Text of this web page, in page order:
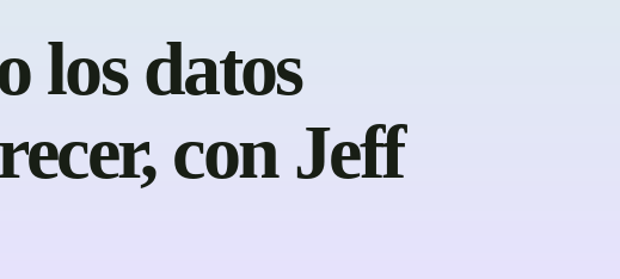
los datos
con Jeff